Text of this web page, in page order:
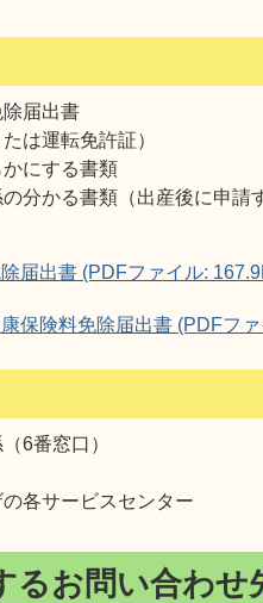
届出書
は運転免許証）
にする書類
分かる書類（出産後に申請
届出書 (PDFファイル:
保険料免除届出書 (PDFフ
6番窓口）
各サービスセンター
るお問い合わせ